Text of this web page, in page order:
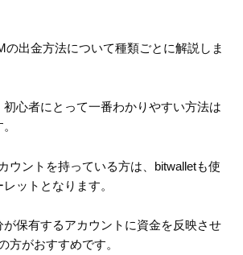
の出金方法について種類ごとに解説しま
心者にとって一番わかりやすい方法は
ウントを持っている方は、bitwalletも使
ットとなります。
保有するアカウントに資金を反映させ
方がおすすめです。